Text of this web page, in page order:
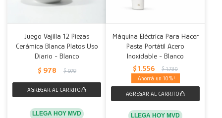
Juego Vajilla 12 Piezas
Cerámica Blanca Platos Uso
Diario - Blanco
$ 978 $ 979
LLEGA HOY MVD
Máquina Eléctrica Para Hacer
Pasta Portátil Acero
Inoxidable - Blanco
$ 1.556 $ 1.730
10
LLEGA HOY MVD